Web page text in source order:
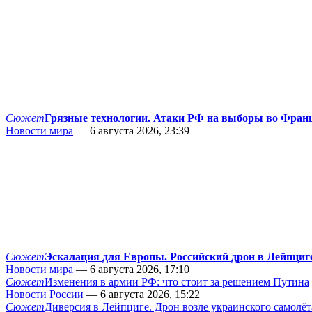
СюжетГрязные технологии. Атаки РФ на выборы во
Новости мира — 6 августа 2026, 23:39
СюжетЭскалация для Европы. Российский дрон в
Новости мира — 6 августа 2026, 17:10
СюжетИзменения в армии РФ: что стоит за решением Путина
Новости России — 6 августа 2026, 15:22
СюжетДиверсия в Лейпциге. Дрон возле украинского